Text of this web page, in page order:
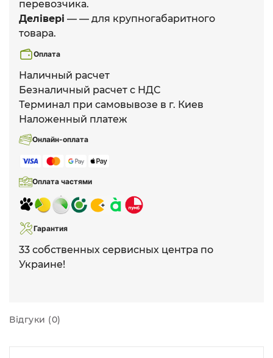
перевозчика.
Делівері — — для крупногабаритного
товара.
Оплата
Наличный расчет
Безналичный расчет с НДС
Терминал при самовывозе в г. Киев
Наложенный платеж
Онлайн-оплата
Оплата частями
Гарантия
33 собственных сервисных центра по
Украине!
Відгуки (0)